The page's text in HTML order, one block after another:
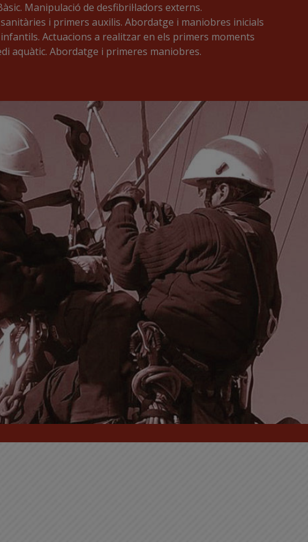
Manipulació de desfibril·ladors externs.
i primers auxilis. Abordatge i maniobres inicials
Actuacions a realitzar en els primers moments
aquàtic. Abordatge i primeres maniobres.